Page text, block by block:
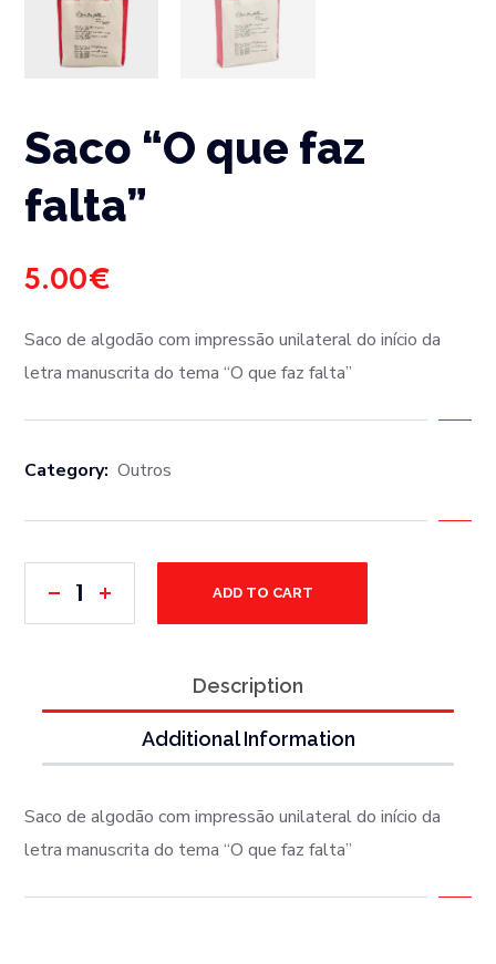
Saco “O que faz
falta”
5.00€
Saco de algodão com impressão unilateral doinício da
letra manuscrita do tema “O que faz falta”
Category: Outros
ADD TO CART
Description
Additional Information
Saco de algodão com impressão unilateral doinício da
letra manuscrita do tema “O que faz falta”